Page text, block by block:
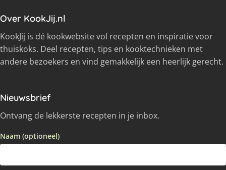
Over KookJij.nl
KookJij is dé kookwebsite vol recepten en inspiratie voor
thuiskoks. Deel recepten, tips en kooktechnieken met
andere bezoekers en vind gemakkelijk een heerlijk gerecht.
Nieuwsbrief
Ontvang de lekkerste recepten in je inbox.
Naam (optioneel)